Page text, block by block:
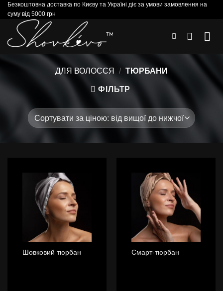
Skip
content
Безкоштовна доставка по Києву та Україні діє за умови замовлення на
суму від 5000 грн
ДЛЯ ВОЛОССЯ / ТЮРБАНИ
ФІЛЬТР
Шовковий тюрбан Смарт-тюрбан